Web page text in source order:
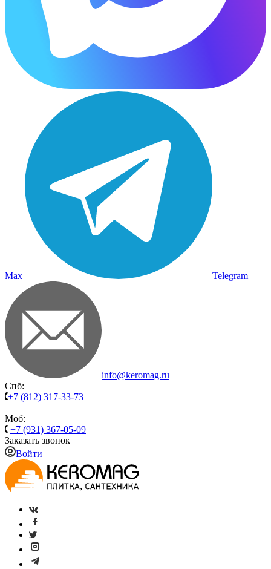
Max Telegram
info@keromag.ru
Спб:
+7 (812) 317-33-73
Моб:
+7 (931) 367-05-09
Заказать звонок
Войти